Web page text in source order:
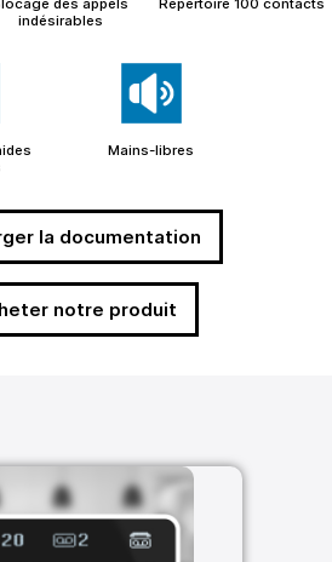
des appels
indésirables
Répertoire 100 contacts
Mains-libres
la documentation
notre produit